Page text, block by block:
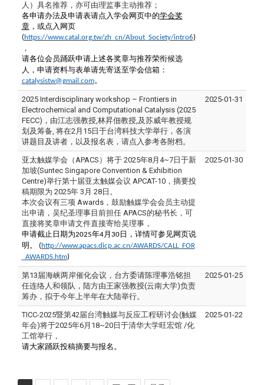
人）具名推荐，亦可由理监事主动推荐；
各申请办法及申请表请点入学会网页中的学会奖
章，或点入 网页
( https://www.catal.org.tw/zh_cn/About_Society/intro6)
，
请各位会员踊跃申请上述各奖章与推荐荣衔候选
人，申请资料与表单请先寄送至学会信箱：
catalysistw@gmail.com。
2025 Interdisciplinary workshop – Frontiers in
Electrochemical and Computational Catalysis (2025
FECC)，由江志强教授,林昇佃教授,及苏威年教授规
划及筹备, 将在2月15日于台湾科技大学举行，各演
讲题目及讲者，以及报名表，请点入参考各附档。
2025-01-31
亚太触媒学会（APACS）将于 2025年8月4~7日于新
加坡(Suntec Singapore Convention & Exhibition
Centre)举行第十届亚太触媒会议 APCAT-10，摘要投
稿期限为 2025年 3月 28日。
本次会议有三项 Awards，鼓励触媒学会会员主动提
出申请，吴纪圣理事目前担任 APACS的秘书长，可
直接将奖章申请文件直接寄给吴理事，
申请截止日期为2025年4月 30日，详情可参见网页说
明。
( http://www.apacs.dicp.ac.cn/AWARDS/CALL_FOR
_AWARDS.htm)
2025-01-30
第13届海峡两岸催化会议，台方委请陈理事浩铭担
任连络人和领队，陆方由王家强教授(云南大学)负责
筹办，拟于今年上半年在大陆举行。
2025-01-25
TICC-2025暨第42届台湾触媒与反应工程研讨会(触媒
年会)将于2025年6月18~20日于清华大学旺宏馆 /化
工馆举行，
请大家踊跃投稿摘要与报名。
2025-01-22